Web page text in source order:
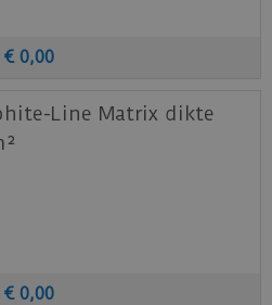
instructie.
van de
vloer eruit ziet bij je
€ 0,00
Line Matrix dikte
€ 0,00